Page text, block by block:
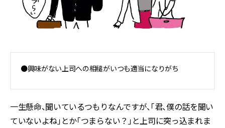
●興味がない上司への相槌がいつも適当になりがち
一生懸命、聞いているつもりなんですが、「君、僕の話を聞い
ていないよね」とか「つまらない？」と上司に突っ込まれま